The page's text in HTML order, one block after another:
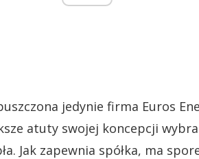
jedynie firma Euros
atuty swojej koncepcji
Jak zapewnia spółka, ma